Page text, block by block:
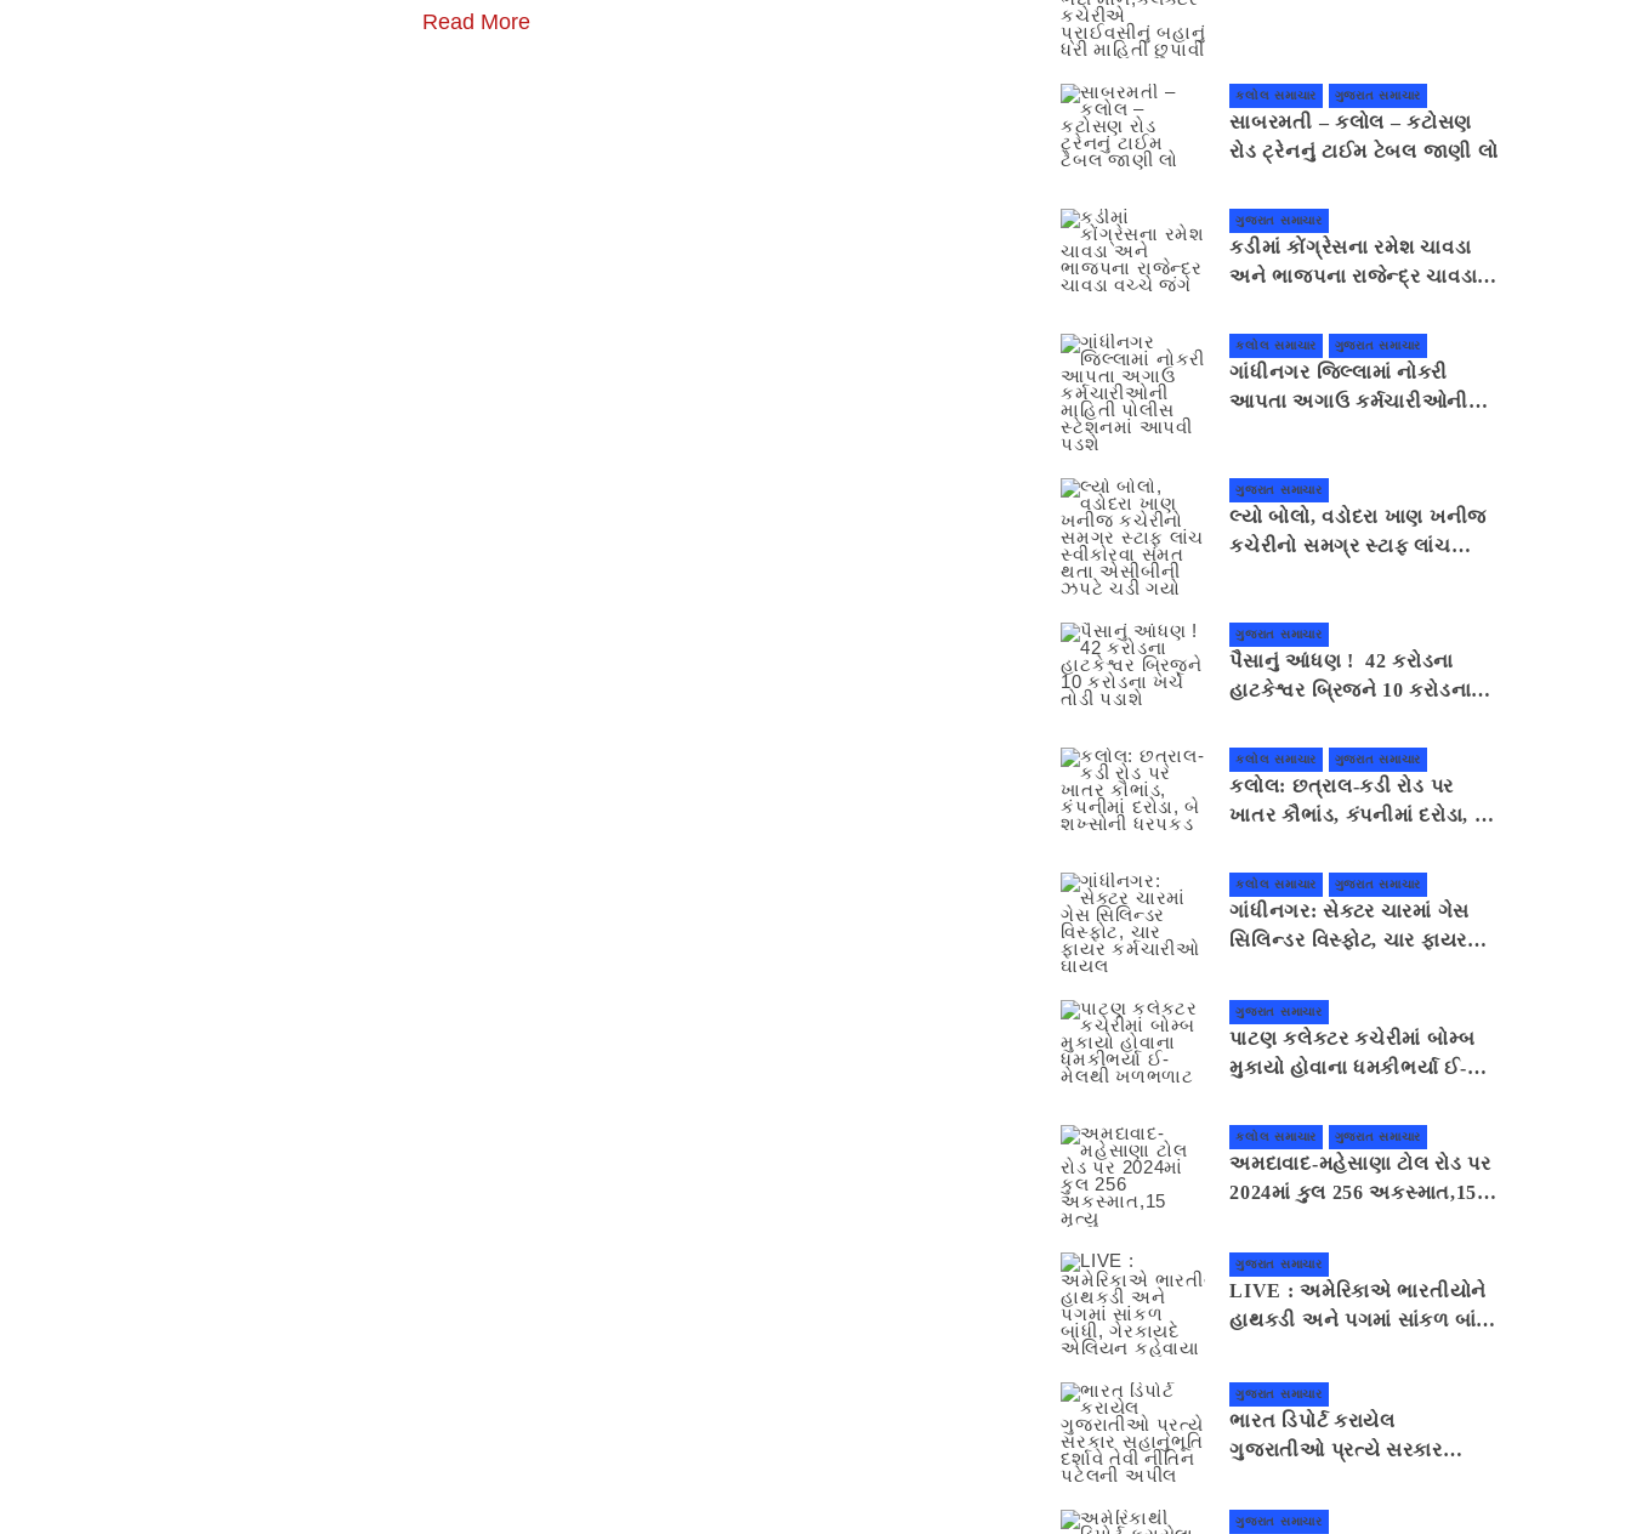
Read More
કલોલ સમાચાર ગુજરાત સમાચાર
સાબરમતી – કલોલ – કટોસણ
રોડ ટ્રેનનું ટાઈમ ટેબલ જાણી લો
ગુજરાત સમાચાર
કડીમાં કોંગ્રેસના રમેશ ચાવડા
અને ભાજપના રાજેન્દ્ર ચાવડા
કલોલ સમાચાર ગુજરાત સમાચાર
ગાંધીનગર જિલ્લામાં નોકરી
આપતા અગાઉ કર્મચારીઓની
ગુજરાત સમાચાર
લ્યો બોલો, વડોદરા ખાણ ખનીજ
કચેરીનો સમગ્ર સ્ટાફ લાંચ
ગુજરાત સમાચાર
પૈસાનું આંધણ ! 42 કરોડના
હાટકેશ્વર બ્રિજને 10 કરોડના
કલોલ સમાચાર ગુજરાત સમાચાર
કલોલ: છત્રાલ-કડી રોડ પર
ખાતર કૌભાંડ, કંપનીમાં દરોડા, બે
કલોલ સમાચાર ગુજરાત સમાચાર
ગાંધીનગર: સેક્ટર ચારમાં ગેસ
સિલિન્ડર વિસ્ફોટ, ચાર ફાયર
ગુજરાત સમાચાર
પાટણ કલેકટર કચેરીમાં બોમ્બ
મુકાયો હોવાના ધમકીભર્યા ઈ-
કલોલ સમાચાર ગુજરાત સમાચાર
અમદાવાદ-મહેસાણા ટોલ રોડ પર
2024માં કુલ 256 અકસ્માત,15
ગુજરાત સમાચાર
LIVE : અમેરિકાએ ભારતીયોને
હાથકડી અને પગમાં સાંકળ બાંધી,
ગુજરાત સમાચાર
ભારત ડિપોર્ટ કરાયેલ
ગુજરાતીઓ પ્રત્યે સરકાર
પટેલની અપીલ
ગુજરાત સમાચાર